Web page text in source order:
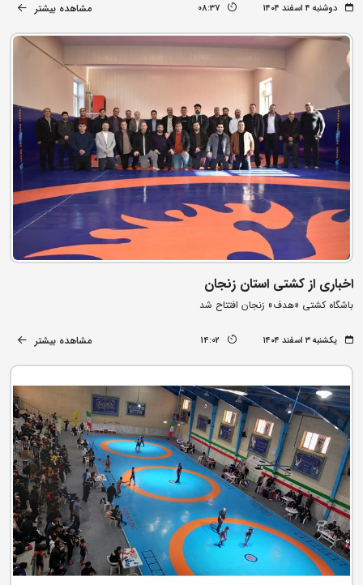
دوشنبه ۴ اسفند ۱۴۰۴ 08:37 مشاهده بیشتر
اخباری از کشتی استان زنجان
باشگاه کشتی «هدف» زنجان افتتاح شد
یکشنبه ۳ اسفند ۱۴۰۴ 14:02 مشاهده بیشتر